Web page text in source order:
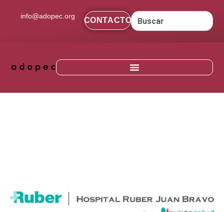
info@adopec.org CONTACTO